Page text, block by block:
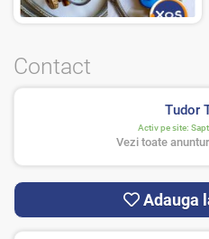
Contact
Tudor
Activ pe site:
Vezi toate
Adauga